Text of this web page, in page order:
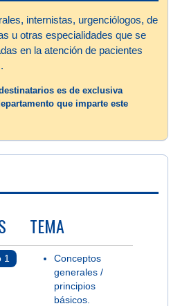
internistas, urgenciólogos, de
u otras especialidades que se
en la atención de pacientes
es de exclusiva
que imparte este
TEMA
1
Conceptos
generales /
principios
básicos.